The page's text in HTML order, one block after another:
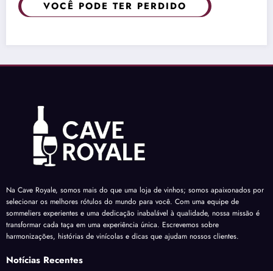
VOCÊ PODE TER PERDIDO
Na Cave Royale, somos mais do que uma loja de vinhos; somos apaixonados por
selecionar os melhores rótulos do mundo para você. Com uma equipe de
sommeliers experientes e uma dedicação inabalável à qualidade, nossa missão é
transformar cada taça em uma experiência única. Escrevemos sobre
harmonizações, histórias de vinícolas e dicas que ajudam nossos clientes.
Notícias Recentes